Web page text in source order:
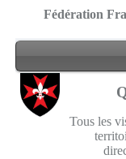
Fédération
Tous les